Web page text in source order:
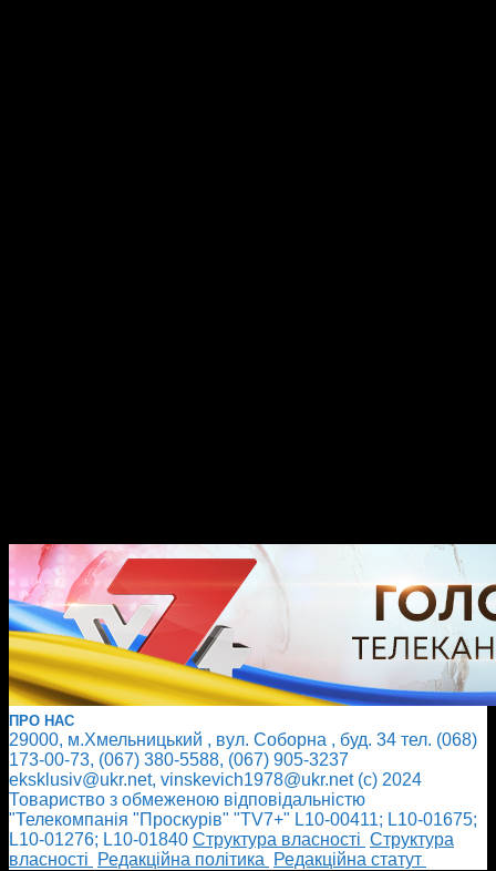
ПРО НАС
29000, м.Хмельницький , вул. Соборна , буд. 34 тел. (068)
173-00-73, (067) 380-5588, (067) 905-3237
eksklusiv@ukr.net, vinskevich1978@ukr.net (с) 2024
Товариство з обмеженою відповідальністю
"Телекомпанія "Проскурів" "TV7+" L10-00411; L10-01675;
L10-01276; L10-01840 Cтруктура власності Cтруктура
власності
Редакційна політика
Редакційна статут